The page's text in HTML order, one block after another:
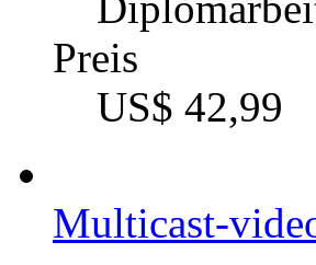
Preis
US$ 42,99
Multicast-